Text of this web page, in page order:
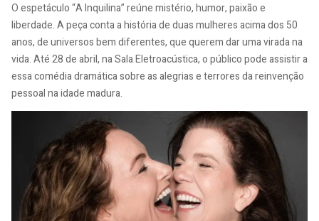
O espetáculo “A Inquilina” reúne mistério, humor, paixão e
liberdade. A peça conta a história de duas mulheres acima dos 50
anos, de universos bem diferentes, que querem dar uma virada na
vida. Até 28 de abril, na Sala Eletroacústica, o público pode assistir a
essa comédia dramática sobre as alegrias e terrores da reinvenção
pessoal na idade madura.